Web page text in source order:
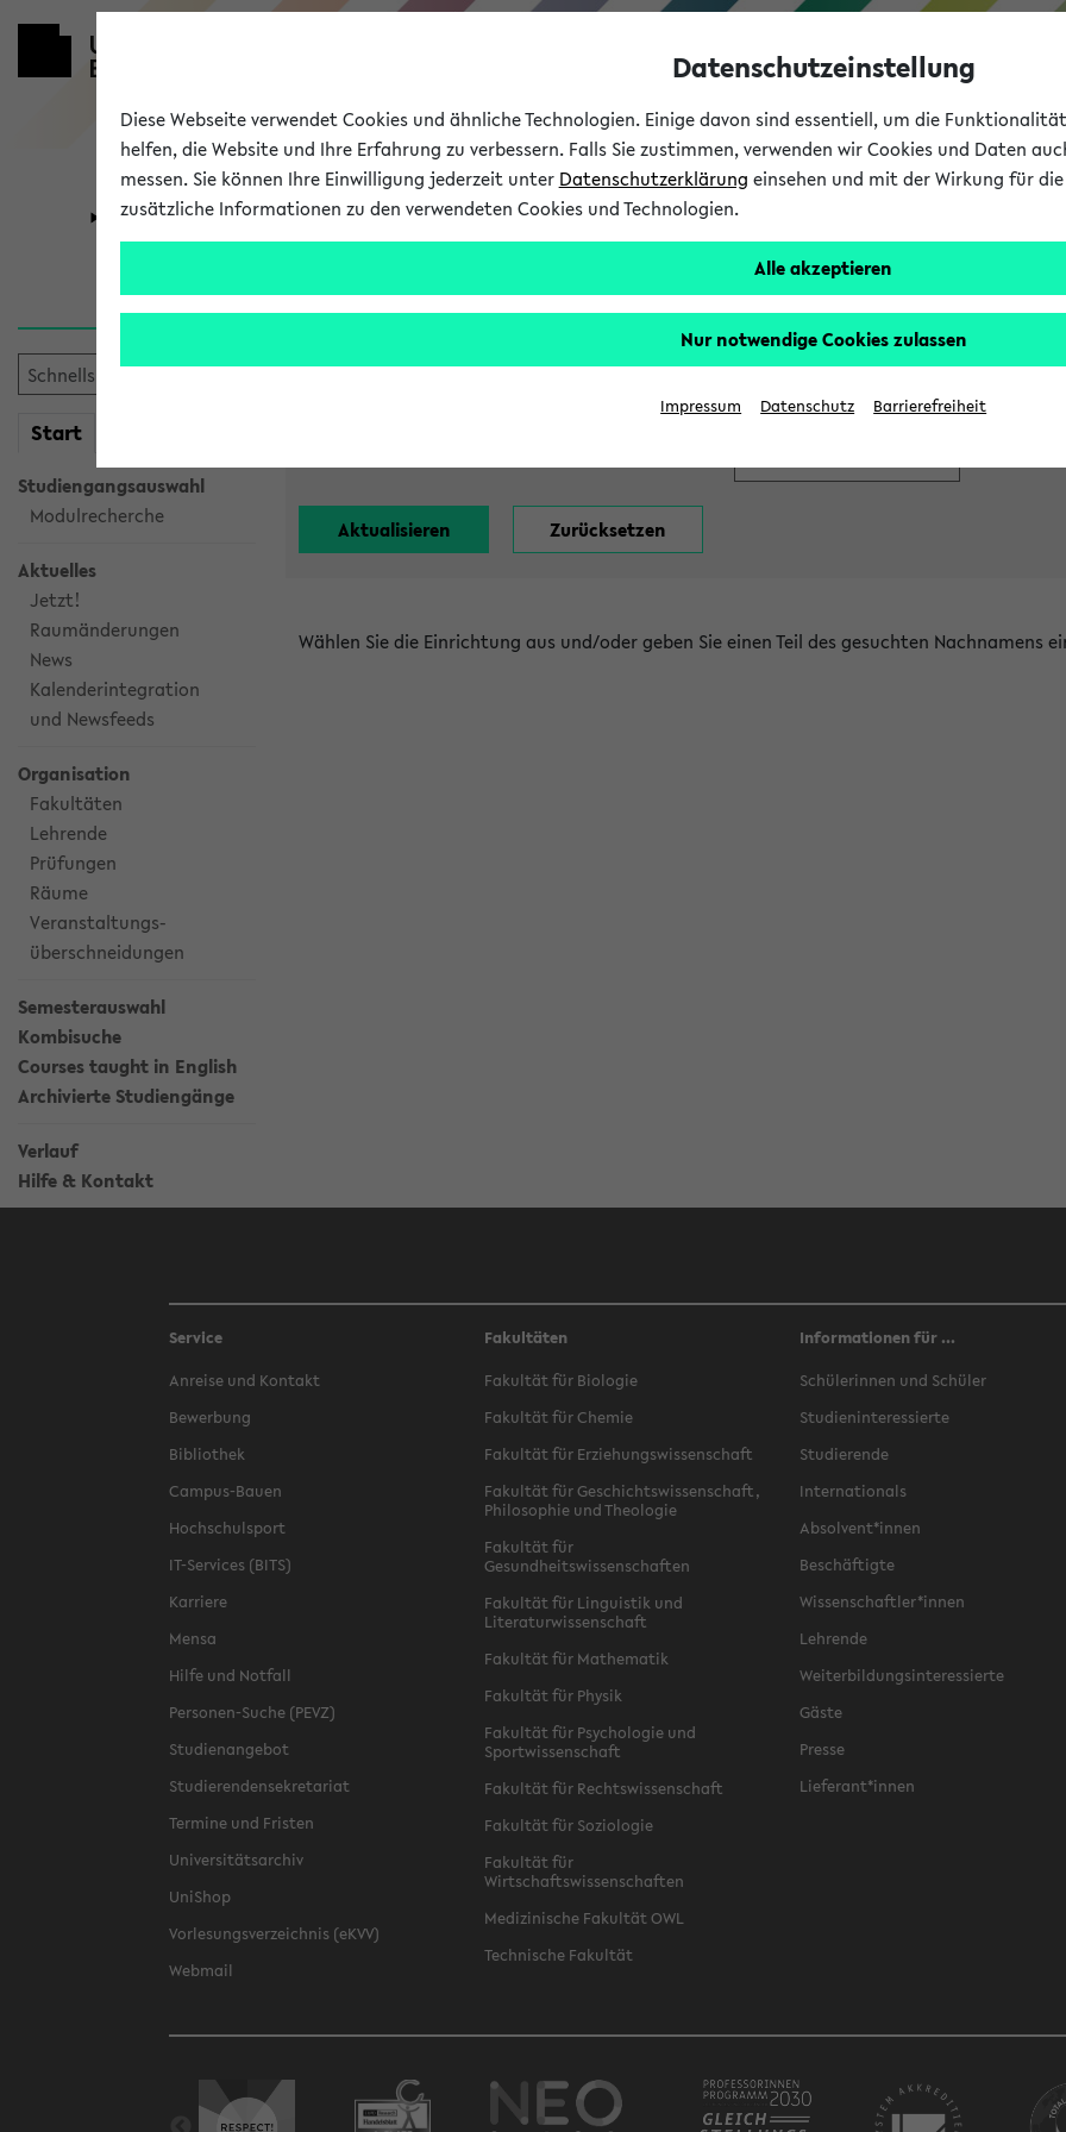
Universität Forschung Studium
Start
Studiengangsauswahl
Modulrecherche
Aktuelles
Jetzt!
Raumänderungen
News
Kalenderintegration
und Newsfeeds
Organisation
Fakultäten
Lehrende
Prüfungen
Räume
Veranstaltungs-
überschneidungen
Semesterauswahl
Kombisuche
Courses taught in English
Archivierte Studiengänge
Verlauf
Hilfe & Kontakt
Alle Lehrenden
Wählen Sie die Einrichtung aus und/oder geben Sie einen Teil des gesuchten Nachnamens
Service
Anreise und Kontakt
Bewerbung
Bibliothek
Campus-Bauen
Hochschulsport
IT-Services (BITS)
Karriere
Mensa
Hilfe und Notfall
Personen-Suche (PEVZ)
Studienangebot
Studierendensekretariat
Termine und Fristen
Universitätsarchiv
UniShop
Vorlesungsverzeichnis (eKVV)
Webmail
Fakultäten
Fakultät für Biologie
Fakultät für Chemie
Fakultät für Erziehungswissenschaft
Fakultät für Geschichtswissenschaft,
Philosophie und Theologie
Fakultät für
Gesundheitswissenschaften
Fakultät für Linguistik und
Literaturwissenschaft
Fakultät für Mathematik
Fakultät für Physik
Fakultät für Psychologie und
Sportwissenschaft
Fakultät für Rechtswissenschaft
Fakultät für Soziologie
Fakultät für
Wirtschaftswissenschaften
Medizinische Fakultät OWL
Technische Fakultät
Informationen für ...
Schülerinnen und Schüler
Studieninteressierte
Studierende
Internationals
Absolvent*innen
Beschäftigte
Wissenschaftler*innen
Lehrende
Weiterbildungsinteressierte
Gäste
Presse
Lieferant*innen
Datenschutzeinstellung
Diese Webseite verwendet Cookies und ähnliche Technologien. Einige davon sind essentiell, um die
helfen, die Website und Ihre Erfahrung zu verbessern. Falls Sie zustimmen, verwenden wir Cookies und Daten
messen. Sie können Ihre Einwilligung jederzeit unter Datenschutzerklärung einsehen und mit der Wirkung für
zusätzliche Informationen zu den verwendeten Cookies und Technologien.
Alle akzeptieren
Nur notwendige Cookies zulassen
Impressum Datenschutz Barrierefreiheit